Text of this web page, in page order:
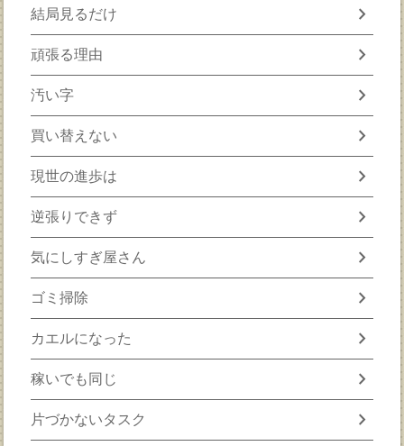
結局見るだけ chevron_right
頑張る理由 chevron_right
汚い字 chevron_right
買い替えない chevron_right
現世の進歩は chevron_right
逆張りできず chevron_right
気にしすぎ屋さん chevron_right
ゴミ掃除 chevron_right
カエルになった chevron_right
稼いでも同じ chevron_right
片づかないタスク chevron_right